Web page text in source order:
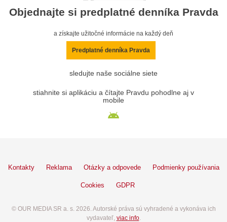
Objednajte si predplatné denníka Pravda
a získajte užitočné informácie na každý deň
Predplatné denníka Pravda
sledujte naše sociálne siete
stiahnite si aplikáciu a čítajte Pravdu pohodlne aj v
mobile
Kontakty Reklama Otázky a odpovede Podmienky používania
Cookies GDPR
© OUR MEDIA SR a. s. 2026. Autorské práva sú vyhradené a vykonáva ich
vydavateľ, viac info.